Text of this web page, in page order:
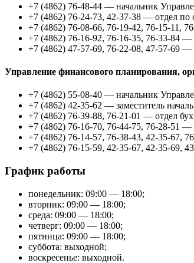
+7 (4862) 76-48-44 — начальник
+7 (4862) 76-24-73, 42-37-38 — отдел по
+7 (4862) 76-08-66, 76-19-42, 76-15-11,
+7 (4862) 76-16-92, 76-16-35, 76-33-84 —
+7 (4862) 47-57-69, 76-22-08, 47-57-69 —
Управление финансового планирования,
+7 (4862) 55-08-40 — начальник
+7 (4862) 42-35-62 — заместитель
+7 (4862) 76-39-88, 76-21-01 — отдел
+7 (4862) 76-16-70, 76-44-75, 76-28-51
+7 (4862) 76-14-57, 76-38-43, 42-35-67,
+7 (4862) 76-15-59, 42-35-67, 42-35-69,
График работы
понедельник: 09:00 — 18:00;
вторник: 09:00 — 18:00;
среда: 09:00 — 18:00;
четверг: 09:00 — 18:00;
пятница: 09:00 — 18:00;
суббота: выходной;
воскресенье: выходной.